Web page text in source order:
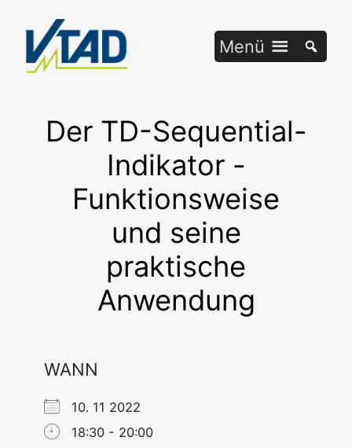
springen
Menü
Der TD-Sequential-
Indikator -
Funktionsweise
und seine
praktische
Anwendung
WANN
10. 11 2022
18:30 - 20:00